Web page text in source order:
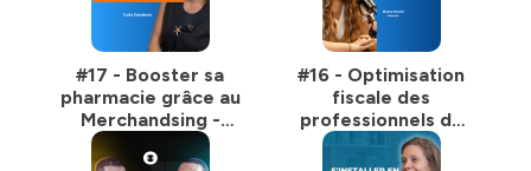
#17 - Booster sa
pharmacie grâce au
Merchandsing -
Carla Fiandesio
#16 - Optimisation
fiscale des
professionnels de
santé - Maëna
KHALED, Avocate